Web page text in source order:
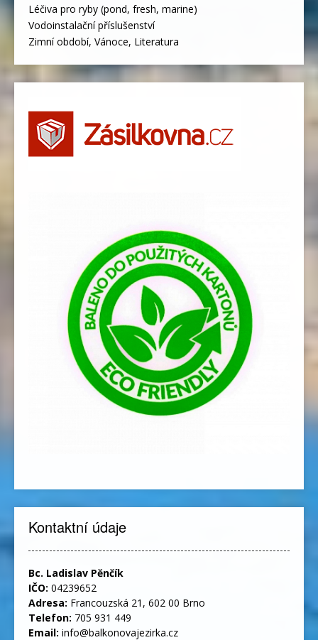
Léčiva pro ryby (pond, fresh, marine)
Vodoinstalační příslušenství
Zimní období, Vánoce, Literatura
Kontaktní údaje
Bc. Ladislav Pěnčík
IČO: 04239652
Adresa: Francouzská 21, 602 00 Brno
Telefon: 705 931 449
Email: info@balkonovajezirka.cz